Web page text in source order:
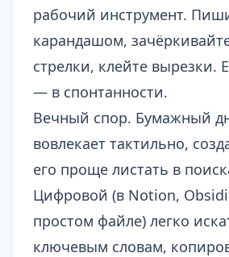
рабочий инструмент.
карандашом,
стрелки, клейте вырезки.
— в спонтанности.
Вечный спор. Бумажный
вовлекает тактильно,
его проще листать в
Цифровой (в Notion,
простом файле) легко
ключевым словам,